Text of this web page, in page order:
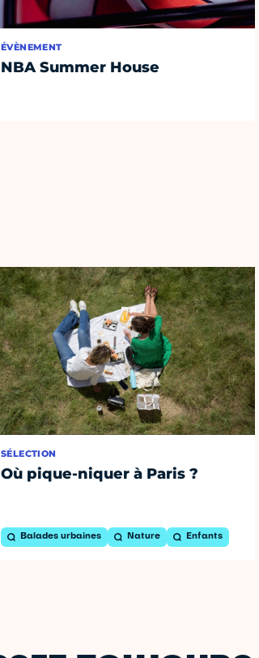
ÉVÈNEMENT
NBA Summer House
SÉLECTION
Où pique-niquer à Paris ?
Balades urbaines Nature Enfants